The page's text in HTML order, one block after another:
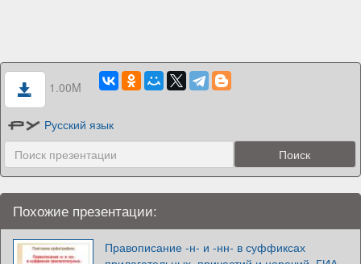
1.00M
Русский язык
Похожие презентации:
Правописание -н- и -нн- в суффиксах